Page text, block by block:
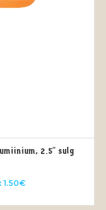
2.5″ sulg
1.50€